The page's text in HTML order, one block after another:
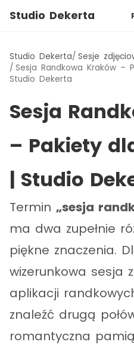
Studio Dekerta
Studio Dekerta Sesje
Sesja Randkowa Kraków –
Studio Dekerta
Sesja
– Pakiety
| Studio
Termin „sesja
ma dwa zupełnie
piękne znaczenia.
wizerunkowa sesja
aplikacji
znaleźć drugą
romantyczna